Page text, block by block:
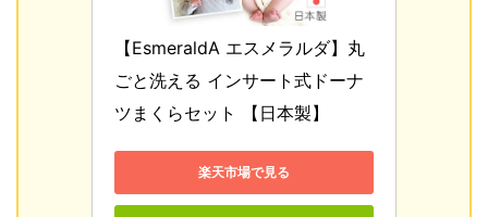
【EsmeraldA エスメラルダ】丸
ごと洗える インサート式ドーナ
ツまくらセット 【日本製】
楽天市場で見る